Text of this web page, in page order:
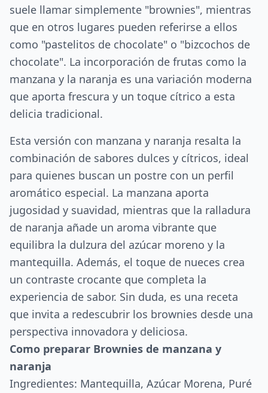
suele llamar simplemente "brownies", mientras
que en otros lugares pueden referirse a ellos
como "pastelitos de chocolate" o "bizcochos de
chocolate". La incorporación de frutas como la
manzana y la naranja es una variación moderna
que aporta frescura y un toque cítrico a esta
delicia tradicional.
Esta versión con manzana y naranja resalta la
combinación de sabores dulces y cítricos, ideal
para quienes buscan un postre con un perfil
aromático especial. La manzana aporta
jugosidad y suavidad, mientras que la ralladura
de naranja añade un aroma vibrante que
equilibra la dulzura del azúcar moreno y la
mantequilla. Además, el toque de nueces crea
un contraste crocante que completa la
experiencia de sabor. Sin duda, es una receta
que invita a redescubrir los brownies desde una
perspectiva innovadora y deliciosa.
Como preparar Brownies de manzana y
naranja
Ingredientes: Mantequilla, Azúcar Morena, Puré